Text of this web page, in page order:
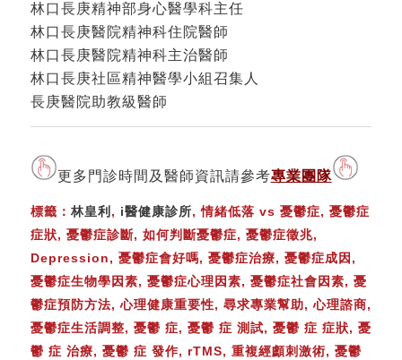
林口長庚精神部身心醫學科主任
林口長庚醫院精神科住院醫師
林口長庚醫院精神科主治醫師
林口長庚社區精神醫學小組召集人
長庚醫院助教級醫師
更多門診時間及醫師資訊請參考專業團隊
標籤： 林皇利 , i醫健康診所, 情緒低落 vs 憂鬱症, 憂鬱症
症狀, 憂鬱症診斷, 如何判斷憂鬱症, 憂鬱症徵兆,
Depression, 憂鬱症會好嗎, 憂鬱症治療, 憂鬱症成因,
憂鬱症生物學因素, 憂鬱症心理因素, 憂鬱症社會因素, 憂
鬱症預防方法, 心理健康重要性, 尋求專業幫助, 心理諮商,
憂鬱症生活調整, 憂鬱 症, 憂鬱 症 測試, 憂鬱 症 症狀, 憂
鬱 症 治療, 憂鬱 症 發作, rTMS, 重複經顱刺激術, 憂鬱